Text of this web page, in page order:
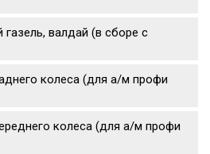
валдай (в сборе с
колеса (для а/м профи
колеса (для а/м профи